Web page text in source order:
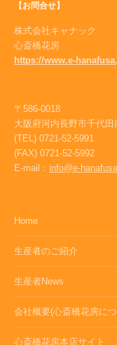
【お問合せ】
株式会社キャナック
心斎橋花房
https://www.e-
〒586-0018
大阪府河内長野市千代田
(TEL) 0721-52-5991
(FAX) 0721-52-5992
E-mail： info@e-
Home
生産者のご紹介
生産者News
会社概要(心斎橋花房につ
心斎橋花房本店サイト